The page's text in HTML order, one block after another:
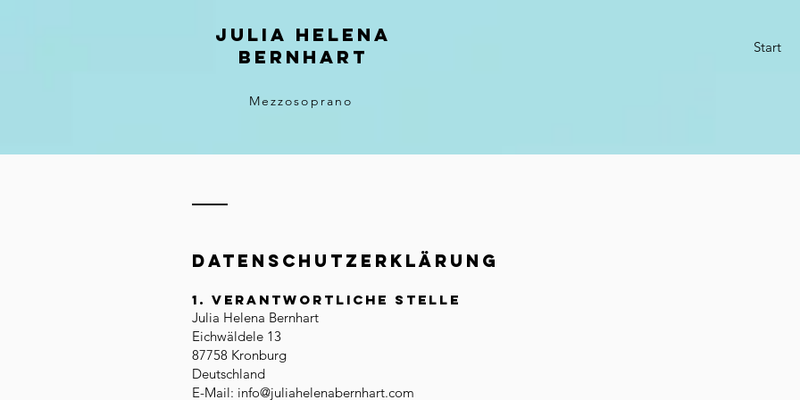
Julia Helena
Bernhart
Mezzosoprano
Start
Datenschutzerklärung
1. Verantwortliche Stelle
Julia Helena Bernhart
Eichwäldele 13
87758 Kronburg
Deutschland
E-Mail: info@juliahelenabernhart.com